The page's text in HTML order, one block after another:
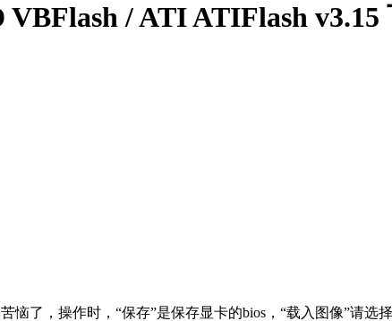
/ ATI ATIFlash v3.15
恼了，操作时，“保存”是保存显卡的bios，“载入图像”请选